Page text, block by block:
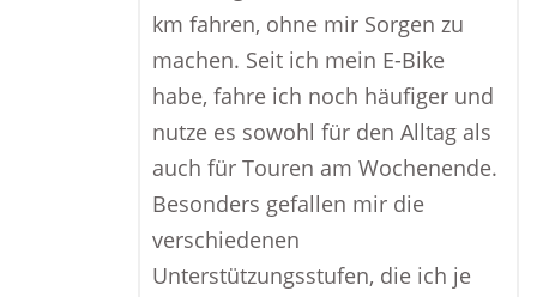
km fahren, ohne mir Sorgen zu
machen. Seit ich mein E-Bike
habe, fahre ich noch häufiger und
nutze es sowohl für den Alltag als
auch für Touren am Wochenende.
Besonders gefallen mir die
verschiedenen
Unterstützungsstufen, die ich je